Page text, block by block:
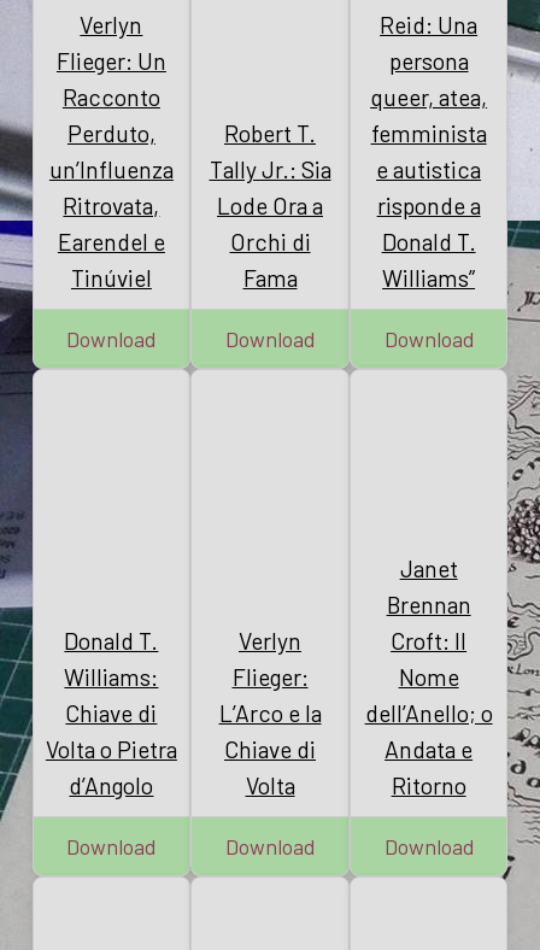
Verlyn
Flieger: Un
Racconto
Perduto,
un’Influenza
Ritrovata,
Earendel e
Tinúviel
Download
Robert T.
Tally Jr.: Sia
Lode Ora a
Orchi di
Fama
Download
Reid: Una
persona
queer, atea,
femminista
e autistica
risponde a
Donald T.
Williams”
Download
Donald T.
Williams:
Chiave di
Volta o Pietra
d’Angolo
Download
Verlyn
Flieger:
L’Arco e la
Chiave di
Volta
Download
Janet
Brennan
Croft: Il
Nome
dell’Anello; o
Andata e
Ritorno
Download